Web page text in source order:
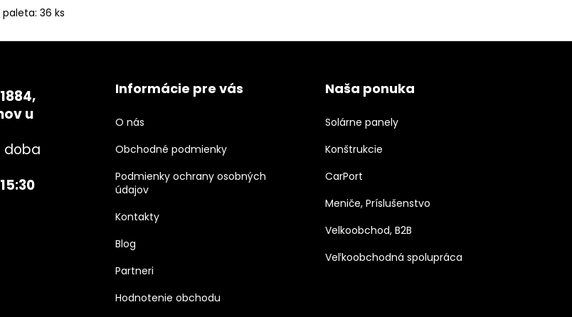
36 ks
u
doba
Informácie pre vás
O nás
Obchodné podmienky
Podmienky ochrany osobných
údajov
Kontakty
Blog
Partneri
Hodnotenie obchodu
Naša ponuka
Solárne panely
Konštrukcie
CarPort
Meniče, Príslušenstvo
Velkoobchod, B2B
Veľkoobchodná spolupráca